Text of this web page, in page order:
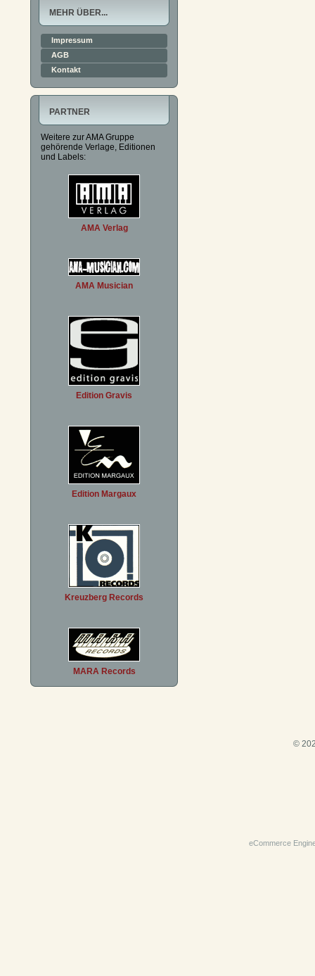
MEHR ÜBER...
Impressum
AGB
Kontakt
PARTNER
Weitere zur AMA Gruppe
gehörende Verlage, Editionen
und Labels:
AMA Verlag
AMA Musician
Edition Gravis
Edition Margaux
Kreuzberg Records
MARA Records
©
eCommerce